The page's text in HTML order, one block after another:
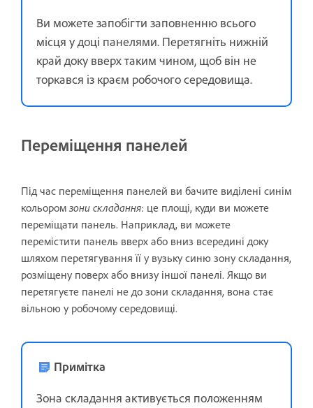
Ви можете запобігти заповненню всього
місця у доці панелями. Перетягніть нижній
край доку вверх таким чином, щоб він не
торкався із краєм робочого середовища.
Переміщення панелей
Під час переміщення панелей ви бачите виділені синім
кольором зони складання: це площі, куди ви можете
переміщати панель. Наприклад, ви можете
перемістити панель вверх або вниз всередині доку
шляхом перетягування її у вузьку синю зону складання,
розміщену поверх або внизу іншої панелі. Якщо ви
перетягуєте панелі не до зони складання, вона стає
вільною у робочому середовищі.
Примітка
Зона складання активується положенням